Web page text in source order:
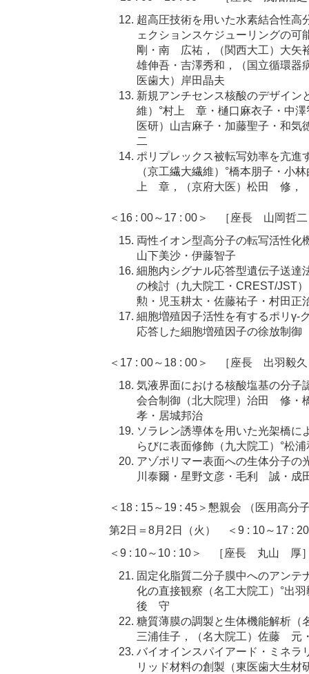
超高圧技術を用いた水素結合性高
ェクションスケジューリングの
剛・南 広祐，（関西大工）大矢
雄伸吾・吉澤秀和，（国立循環
医歯大）岸田晶夫
新規アンチセンス核酸のデザイン
維）°村上 章・樋口麻衣子・中
医研）山吉麻子・加藤聖子・和気
二
ポリプレックス被転写効率を亢進
（京工繊大繊維）°橋本朋子・小
上 章，（京府大医）松田 修，
＜16 : 00～17 : 00＞ ［座長 山岡哲
両性イオン型高分子の転写活性化
山下美沙・伊藤智子
細胞内シグナル応答型遺伝子送達
の検討（九大院工・CREST/
勲・児玉耕太・佐藤祐子・村田正
細胞増殖因子活性を有するポリγ-
応答した細胞増殖因子の徐放制
＜17 : 00～18 : 00＞ ［座長 出羽毅
気液界面における核酸塩基の分子
会合制御（北大院理）治田 修・
孝・居城邦治
ソラレン誘導体を用いた光架橋
らびに表面修飾（九大院工）°松
アゾポリマー表面への生体分子
川泰爾・星野文彦・毛利 誠・成
＜18 : 15～19 : 45＞懇親会 （医用高分
第2日＝8月2日（火） ＜9 : 10～17 :
＜9 : 10～10 : 10＞ ［座長 丸山 厚
固定化脂質二分子膜中へのアンテ
化の直接観察（名工大院工）°出
後 守
糖質薄膜の調製と生体機能解析（
三浦佳子，（名大院工）佐藤 元
バイオインスパイアード・ミネラ
リッド材料の創製（東医歯大生材